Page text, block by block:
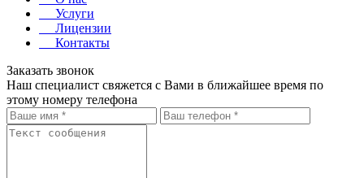
Услуги
Лицензии
Контакты
Заказать звонок
Наш специалист свяжется с Вами в ближайшее время по
этому номеру телефона